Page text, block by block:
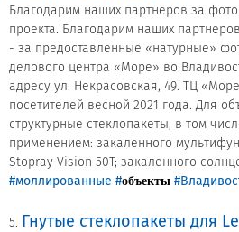
Благодарим наших партнеров за
проекта. Благодарим наших
- за предоставленные «натурные»
делового центра «Море» во
адресу ул. Некрасовская, 49. ТЦ
посетителей весной 2021 года. Для
структурные стеклопакеты, в том
применением: закаленного
Stopray Vision 50T; закаленного
#моллированные #объекты
5. Гнутые стеклопакеты для